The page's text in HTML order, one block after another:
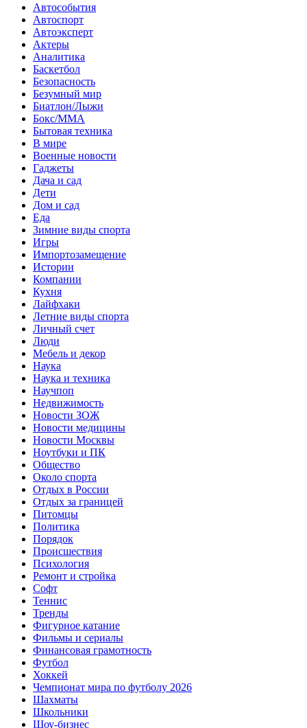
Автособытия
Автоспорт
Автоэксперт
Актеры
Аналитика
Баскетбол
Безопасность
Безумный мир
Биатлон/Лыжи
Бокс/MMA
Бытовая техника
В мире
Военные новости
Гаджеты
Дача и сад
Дети
Дом и сад
Еда
Зимние виды спорта
Игры
Импортозамещение
Истории
Компании
Кухня
Лайфхаки
Летние виды спорта
Личный счет
Люди
Мебель и декор
Наука
Наука и техника
Научпоп
Недвижимость
Новости ЗОЖ
Новости медицины
Новости Москвы
Ноутбуки и ПК
Общество
Около спорта
Отдых в России
Отдых за границей
Питомцы
Политика
Порядок
Происшествия
Психология
Ремонт и стройка
Софт
Теннис
Тренды
Фигурное катание
Фильмы и сериалы
Финансовая грамотность
Футбол
Хоккей
Чемпионат мира по футболу 2026
Шахматы
Школьники
Шоу-бизнес